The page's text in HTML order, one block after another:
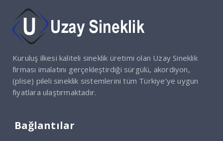
Kuruluş ilkesi kaliteli sineklik üretimi olan Uzay Sineklik
firması imalatını gerçekleştirdiği sürgülü, akordiyon,
(plise) pileli sineklik sistemlerini tüm Türkiye’ye uygun
fiyatlara ulaştırmaktadır.
Bağlantılar